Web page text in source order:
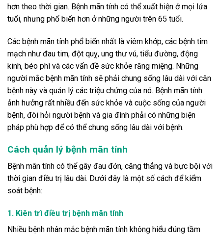
hơn theo thời gian. Bệnh mãn tính có thể xuất hiện ở mọi lứa
tuổi, nhưng phổ biến hơn ở những người trên 65 tuổi.
Các bệnh mãn tính phổ biến nhất là viêm khớp, các bệnh tim
mạch như đau tim, đột quỵ, ung thư vú, tiểu đường, động
kinh, béo phì và các vấn đề sức khỏe răng miệng. Những
người mắc bệnh mãn tính sẽ phải chung sống lâu dài với căn
bệnh này và quản lý các triệu chứng của nó. Bệnh mãn tính
ảnh hưởng rất nhiều đến sức khỏe và cuộc sống của người
bệnh, đòi hỏi người bệnh và gia đình phải có những biện
pháp phù hợp để có thể chung sống lâu dài với bệnh.
Cách quản lý bệnh mãn tính
Bệnh mãn tính có thể gây đau đớn, căng thẳng và bực bội với
thời gian điều trị lâu dài. Dưới đây là một số cách để kiểm
soát bệnh:
1. Kiên trì điều trị bệnh mãn tính
Nhiều bệnh nhân mắc bệnh mãn tính không hiểu đúng tầm